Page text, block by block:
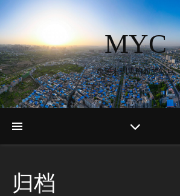
MYC
欢迎来到馬瑜超的站点
归档